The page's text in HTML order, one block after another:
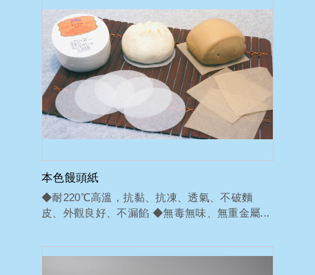
本色饅頭紙
◆耐220℃高溫，抗黏、抗凍、透氣、不破麵
皮、外觀良好、不漏餡 ◆無毒無味、無重金屬...